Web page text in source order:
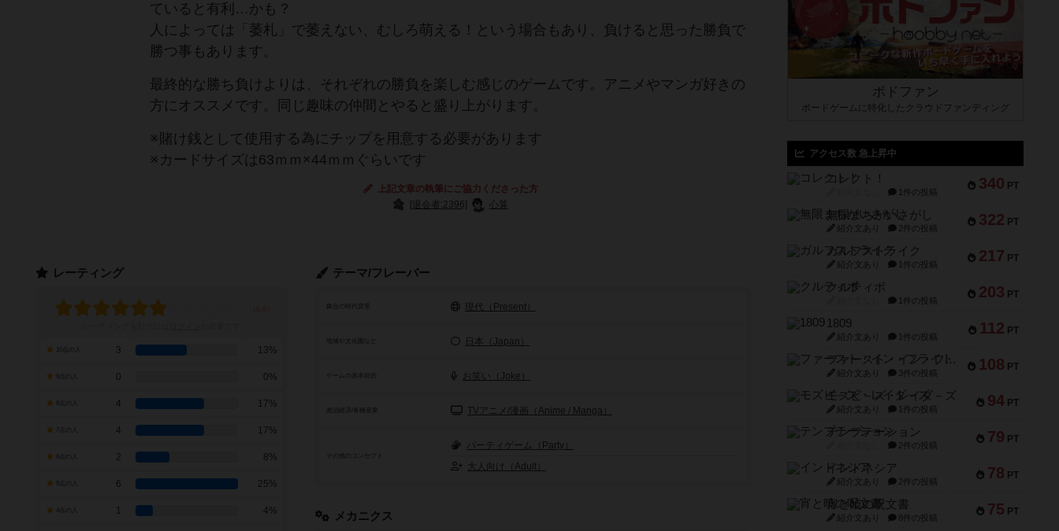
ていると有利…かも？
人によっては「萎札」で萎えない、むしろ萌える！という場合もあり、負けると思った勝負で
勝つ事もあります。
最終的な勝ち負けよりは、それぞれの勝負を楽しむ感じのゲームです。アニメやマンガ好きの
方にオススメです。同じ趣味の仲間とやると盛り上がります。
※賭け銭として使用する為にチップを用意する必要があります
※カードサイズは63ｍｍ×44ｍｍぐらいです
上記文章の執筆にご協力くださった方
[退会者:2396]
心算
テーマ/フレーバー
舞台の時代背景 現代（Present）
地域や文化圏など 日本（Japan）
ゲームの基本目的 お笑い（Joke）
政治経済/各種産業 TVアニメ/漫画（Anime / Manga）
その他のコンセプト
パーティゲーム（Party）
大人向け（Adult）
メカニクス
レーティング
3 13%
0 0%
4 17%
7点の人 4 17%
2 8%
6 25%
1 4%
ボドファン
ボードゲームに特化したクラウドファンディング
アクセス数 急上昇中
340 PT
コレクト！
1件の投稿
322 PT
無限まちがいさがし
紹介文あり 2件の投稿
217 PT
ガルフストライク
紹介文あり 1件の投稿
203 PT
クルティボ
1件の投稿
112 PT
1809
紹介文あり 1件の投稿
108 PT
ファースト・イン・フライト
紹介文あり 3件の投稿
94 PT
モズビ－ズ・レイダ－ズ
紹介文あり 1件の投稿
79 PT
テンプテーション
2件の投稿
78 PT
インドネシア
紹介文あり 2件の投稿
75 PT
宵と暁の呪文書
紹介文あり 8件の投稿